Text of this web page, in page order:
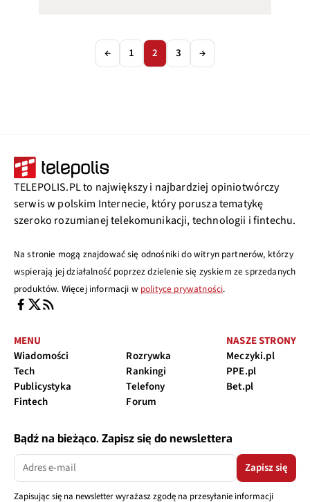
← 1 2 3 →
TELEPOLIS.PL to największy i najbardziej opiniotwórczy
serwis w polskim Internecie, który porusza tematykę
szeroko rozumianej telekomunikacji, technologii i fintechu.
Na stronie mogą znajdować się odnośniki do witryn partnerów, którzy
wspierają jej działalność poprzez dzielenie się zyskiem ze sprzedanych
produktów. Więcej informacji w polityce prywatności.
MENU
Wiadomości
Tech
Publicystyka
Fintech
Rozrywka
Rankingi
Telefony
Forum
NASZE STRONY
Meczyki.pl
PPE.pl
Bet.pl
Bądź na bieżąco. Zapisz się do newslettera
Zapisz się
Zapisując się na newsletter wyrażasz zgodę na przesyłanie informacji